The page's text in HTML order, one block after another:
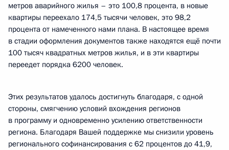
метров аварийного жилья – это 100,8 процента, в новые
квартиры переехало 174,5 тысячи человек, это 98,2
процента от намеченного нами плана. В настоящее время
в стадии оформления документов также находятся ещё почти
100 тысяч квадратных метров жилья, и в эти квартиры
переедет порядка 6200 человек.
Этих результатов удалось достигнуть благодаря, с одной
стороны, смягчению условий вхождения регионов
в программу и одновременно усилению ответственности
региона. Благодаря Вашей поддержке мы снизили уровень
регионального софинансирования с 62 процентов до 41,9,